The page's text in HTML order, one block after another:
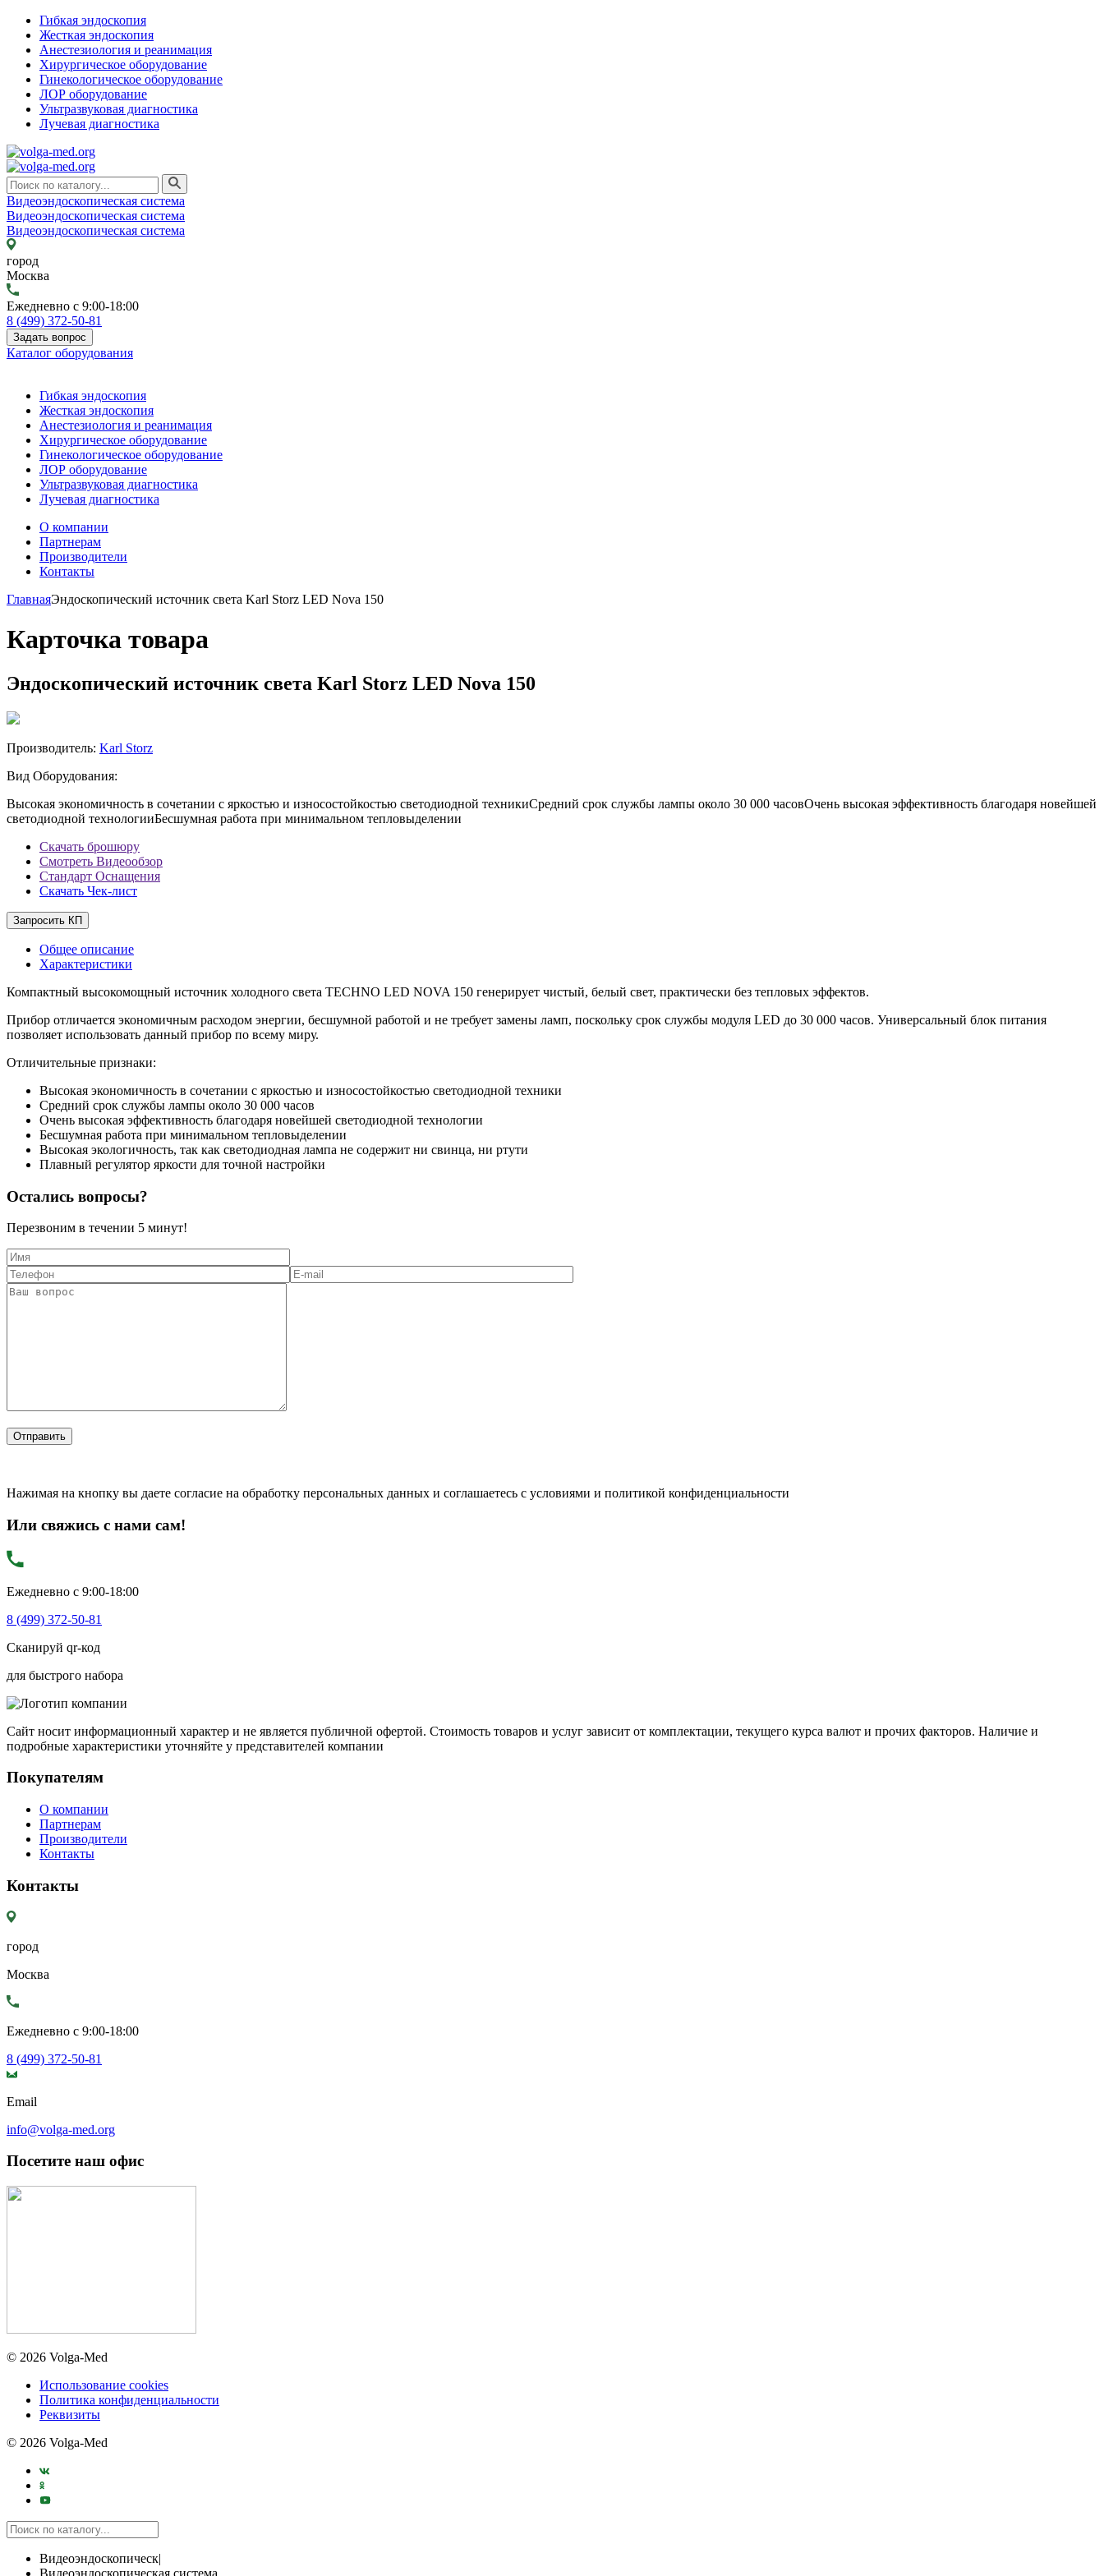
Гибкая эндоскопия
Жесткая эндоскопия
Анестезиология и реанимация
Хирургическое оборудование
Гинекологическое оборудование
ЛОР оборудование
Ультразвуковая диагностика
Лучевая диагностика
Видеоэндоскопическая система
Видеоэндоскопическая система
Видеоэндоскопическая система
город
Москва
Ежедневно с 9:00-18:00
8 (499) 372-50-81
Задать вопрос
Каталог оборудования
Гибкая эндоскопия
Жесткая эндоскопия
Анестезиология и реанимация
Хирургическое оборудование
Гинекологическое оборудование
ЛОР оборудование
Ультразвуковая диагностика
Лучевая диагностика
О компании
Партнерам
Производители
Контакты
ГлавнаяЭндоскопический источник света Karl Storz LED Nova 150
Карточка товара
Эндоскопический источник света Karl Storz LED Nova 150
Производитель: Karl Storz
Вид Оборудования:
Высокая экономичность в сочетании с яркостью и износостойкостью светодиодной техникиСредний срок службы лампы около 30 000 часовОчень высокая эффективность благодаря новейшей
светодиодной технологииБесшумная работа при минимальном тепловыделении
Скачать брошюру
Смотреть Видеообзор
Стандарт Оснащения
Скачать Чек-лист
Запросить КП
Общее описание
Характеристики
Компактный высокомощный источник холодного света TECHNO LED NOVA 150 генерирует чистый, белый свет, практически без тепловых эффектов.
Прибор отличается экономичным расходом энергии, бесшумной работой и не требует замены ламп, поскольку срок службы модуля LED до 30 000 часов. Универсальный блок питания
позволяет использовать данный прибор по всему миру.
Отличительные признаки:
Высокая экономичность в сочетании с яркостью и износостойкостью светодиодной техники
Средний срок службы лампы около 30 000 часов
Очень высокая эффективность благодаря новейшей светодиодной технологии
Бесшумная работа при минимальном тепловыделении
Высокая экологичность, так как светодиодная лампа не содержит ни свинца, ни ртути
Плавный регулятор яркости для точной настройки
Остались вопросы?
Перезвоним в течении 5 минут!
Нажимая на кнопку вы даете согласие на обработку персональных данных и соглашаетесь с условиями и политикой конфиденциальности
Или свяжись с нами сам!
Ежедневно с 9:00-18:00
8 (499) 372-50-81
Сканируй qr-код
для быстрого набора
Сайт носит информационный характер и не является публичной офертой. Стоимость товаров и услуг зависит от комплектации, текущего курса валют и прочих факторов. Наличие и
подробные характеристики уточняйте у представителей компании
Покупателям
О компании
Партнерам
Производители
Контакты
Контакты
город
Москва
Ежедневно с 9:00-18:00
8 (499) 372-50-81
Email
info@volga-med.org
Посетите наш офис
© 2026 Volga-Med
Использование cookies
Политика конфиденциальности
Реквизиты
© 2026 Volga-Med
Видеоэндоскопическ|
Видеоэндоскопическая система